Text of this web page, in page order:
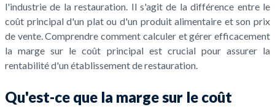
l'industrie de la restauration. Il s'agit de la différence entre le
coût principal d'un plat ou d'un produit alimentaire et son prix
de vente. Comprendre comment calculer et gérer efficacement
la marge sur le coût principal est crucial pour assurer la
rentabilité d'un établissement de restauration.
Qu'est-ce que la marge sur le coût